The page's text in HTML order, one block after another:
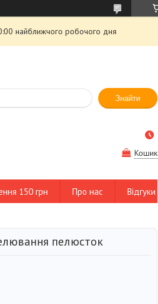
найближчого робочого дня
Знайти
Кошик
150 грн Про нас Відгуки
пелюсток